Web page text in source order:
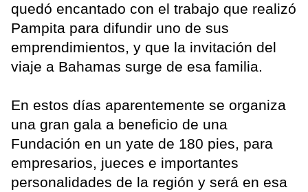
quedó encantado con el trabajo que realizó
Pampita para difundir uno de sus
emprendimientos, y que la invitación del
viaje a Bahamas surge de esa familia.
En estos días aparentemente se organiza
una gran gala a beneficio de una
Fundación en un yate de 180 pies, para
empresarios, jueces e importantes
personalidades de la región y será en esa